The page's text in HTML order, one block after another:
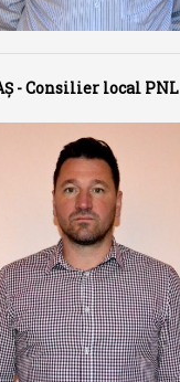
- Consilier local PNL